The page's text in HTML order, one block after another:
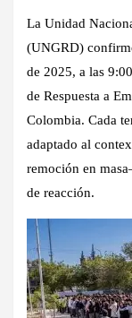
La Unidad
(UNGRD)
de 2025, a las
de Respuesta a
Colombia. Cada
adaptado al
remoción en
de reacción.